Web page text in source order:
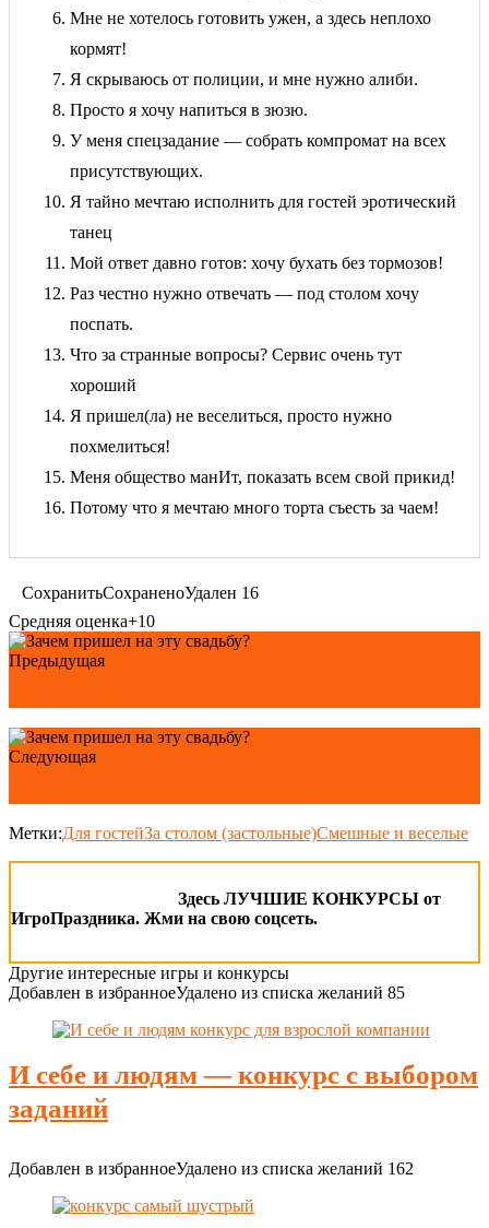
Мне не хотелось готовить ужен, а здесь неплохо
кормят!
Я скрываюсь от полиции, и мне нужно алиби.
Просто я хочу напиться в зюзю.
У меня спецзадание — собрать компромат на всех
присутствующих.
Я тайно мечтаю исполнить для гостей эротический
танец
Мой ответ давно готов: хочу бухать без тормозов!
Раз честно нужно отвечать — под столом хочу
поспать.
Что за странные вопросы? Сервис очень тут
хороший
Я пришел(ла) не веселиться, просто нужно
похмелиться!
Меня общество манИт, показать всем свой прикид!
Потому что я мечтаю много торта съесть за чаем!
СохранитьСохраненоУдален 16
Средняя оценка+10
Предыдущая
Следующая
Метки:Для гостейЗа столом (застольные)Смешные и веселые
Здесь ЛУЧШИЕ КОНКУРСЫ от
ИгроПраздника. Жми на свою соцсеть.
Другие интересные игры и конкурсы
Добавлен в избранноеУдалено из списка желаний 85
И себе и людям — конкурс с выбором
заданий
Добавлен в избранноеУдалено из списка желаний 162